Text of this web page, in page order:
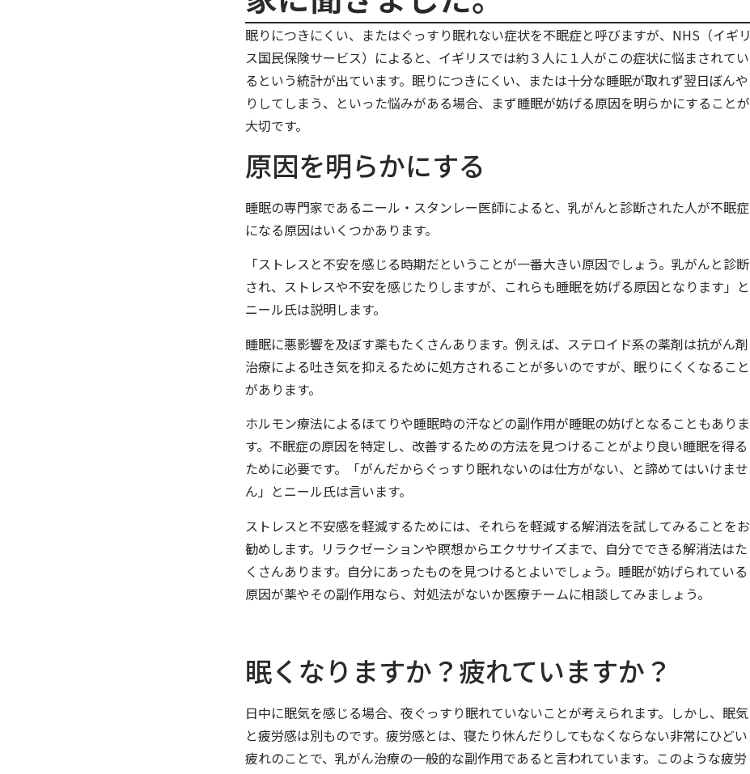
眠りにつきにくい、またはぐっすり眠れない症状を不眠症と呼びますが、NHS（イギリ
ス国民保険サービス）によると、イギリスでは約３人に１人がこの症状に悩まされてい
るという統計が出ています。眠りにつきにくい、または十分な睡眠が取れず翌日ぼんや
りしてしまう、といった悩みがある場合、まず睡眠が妨げる原因を明らかにすることが
大切です。
原因を明らかにする
睡眠の専門家であるニール・スタンレー医師によると、乳がんと診断された人が不眠症
になる原因はいくつかあります。
「ストレスと不安を感じる時期だということが一番大きい原因でしょう。乳がんと診断
され、ストレスや不安を感じたりしますが、これらも睡眠を妨げる原因となります」と
ニール氏は説明します。
睡眠に悪影響を及ぼす薬もたくさんあります。例えば、ステロイド系の薬剤は抗がん剤
治療による吐き気を抑えるために処方されることが多いのですが、眠りにくくなること
があります。
ホルモン療法によるほてりや睡眠時の汗などの副作用が睡眠の妨げとなることもありま
す。不眠症の原因を特定し、改善するための方法を見つけることがより良い睡眠を得る
ために必要です。「がんだからぐっすり眠れないのは仕方がない、と諦めてはいけませ
ん」とニール氏は言います。
ストレスと不安感を軽減するためには、それらを軽減する解消法を試してみることをお
勧めします。リラクゼーションや瞑想からエクササイズまで、自分でできる解消法はた
くさんあります。自分にあったものを見つけるとよいでしょう。睡眠が妨げられている
原因が薬やその副作用なら、対処法がないか医療チームに相談してみましょう。
眠くなりますか？疲れていますか？
日中に眠気を感じる場合、夜ぐっすり眠れていないことが考えられます。しかし、眠気
と疲労感は別ものです。疲労感とは、寝たり休んだりしてもなくならない非常にひどい
疲れのことで、乳がん治療の一般的な副作用であると言われています。このような疲労